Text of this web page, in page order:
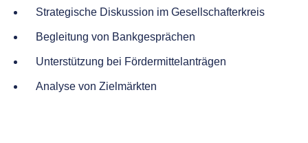
Strategische Diskussion im Gesellschafterkreis
Begleitung von Bankgesprächen
Unterstützung bei Fördermittelanträgen
Analyse von Zielmärkten